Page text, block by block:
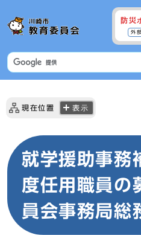
防災
外
現在位置 表示
就学援助事務
度任用職員の
員会事務局総